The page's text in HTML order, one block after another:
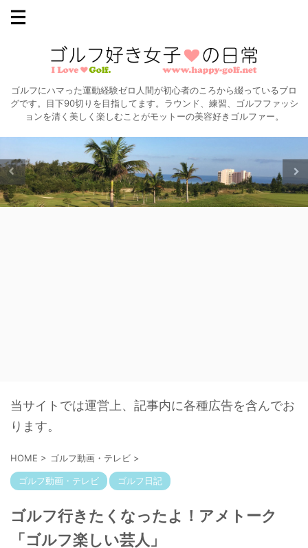
ゴルフにハマった運動経験ゼロ人間が初心者のころから綴っているブロ
グです。目下90切りを目指してます。ラウンド、練習、ゴルフファッシ
ョンを清く美しく楽しむことがモットーの美容好きゴルファー。
当サイトでは運営上、記事内に各種広告を含んでお
ります。
HOME > ゴルフ動画・テレビ >
ゴルフ動画・テレビ ゴルフ日記
ゴルフ行きたくなったよ！アメトーク
「ゴルフ楽しい芸人」